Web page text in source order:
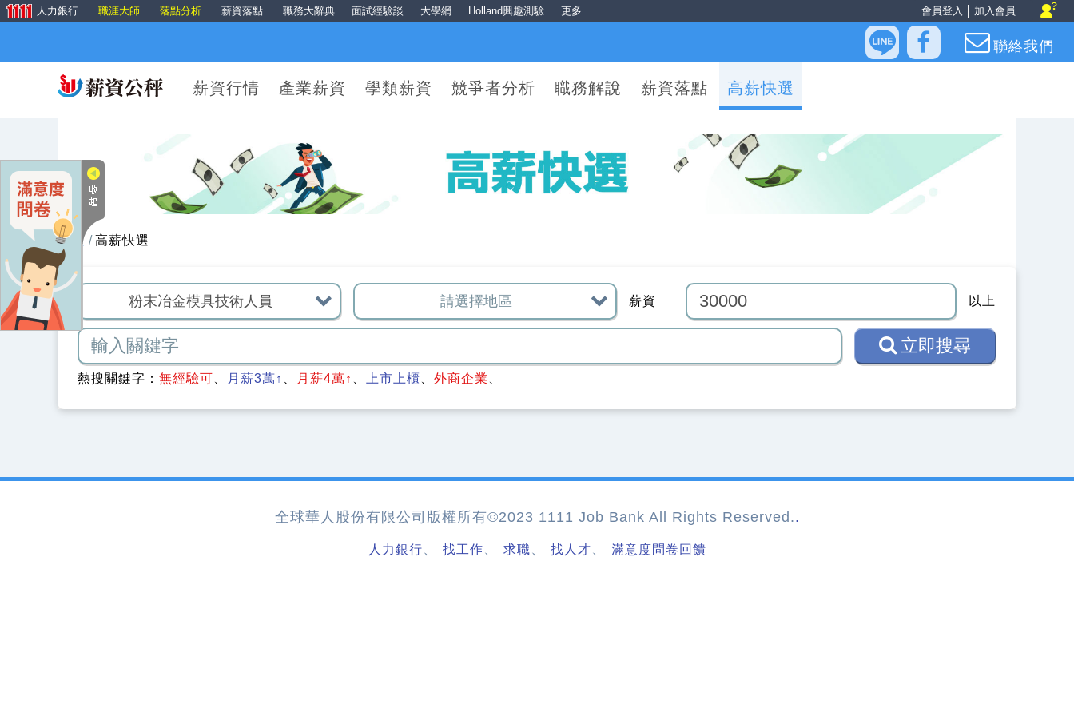
會員登入 加入會員
人力銀行 職涯大師 落點分析 薪資落點 職務大辭典 面試經驗談 大學網 Holland興趣測驗 更多
聯絡我們
薪資行情 產業薪資 學類薪資 競爭者分析 職務解說 薪資落點 高薪快選
首頁 高薪快選
薪資 以上
立即搜尋
熱搜關鍵字： 無經驗可 月薪3萬↑ 月薪4萬↑ 上市上櫃 外商企業
全球華人股份有限公司版權所有©2023 1111 Job Bank All Rights Reserved..
人力銀行、 找工作、 求職、 找人才、 滿意度問卷回饋